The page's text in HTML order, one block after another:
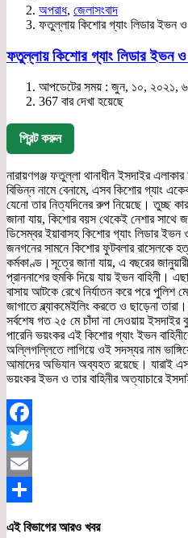
অপরাধ, জেলাসংবাদ
ফতুল্লায় কিশোর গ্যাং লিডার ইভন
ফতুল্লায় কিশোর গ্যাং লিডার ইভন
আপডেটের সময় : জুন, ১০, ২০২১,
367 বার দেখা হয়েছে
প্রিন্ট করুন
নারায়ণগঞ্জ ফতুল্লা থানাধীন ইসদাইর
বিভিন্ন নামে বেনামে, এসব কিশোর গ্যাং
যেনো তার নিত্যদিনের রুপ নিয়েছে। তুচ্ছ
জানা যায়, কিশোর বয়স থেকেই নেশার
ডিসেম্বর ইয়াবাসহ কিশোর গ্যাং লিডার
জনগনের সামনে কিশোর ফুটবলার রাসেলকে
কর্মকাণ্ড।সূত্রে জানা যায়, এ বছরের
প্রাননাশের হুমকি দিয়ে যায় ইভন বাহিনী।
বাসায় আটকে রেখে নির্যাতন করে পরে পুলিশ
জাগাতে ব্ল্যাকমেইলিং করতে ও ছাড়েনা
সর্বশেষ গত ২৫ মে চাঁদা না দেওয়ায়
পারেনি ভয়ংকর এই কিশোর গ্যাং ইভন
অল্লিগল্লিতে লাগিয়ে ওই সদস্যর নাম
আমাদের অভিযান অব্যহত রয়েছে। যারাই
ভয়ংকর ইভন ও তার বাহিনীর অত্যাচারে
Facebook
Twitter
Email
এই বিভাগের আরও খবর